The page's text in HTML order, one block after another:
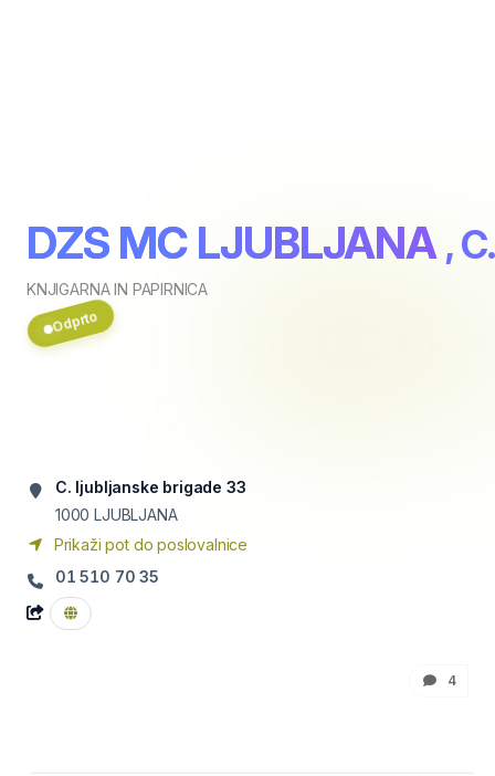
DZS MC LJUBLJANA ,
KNJIGARNA IN PAPIRNICA
Odprto
C. ljubljanske brigade 33
1000 LJUBLJANA
Prikaži pot do poslovalnice
01 510 70 35
4